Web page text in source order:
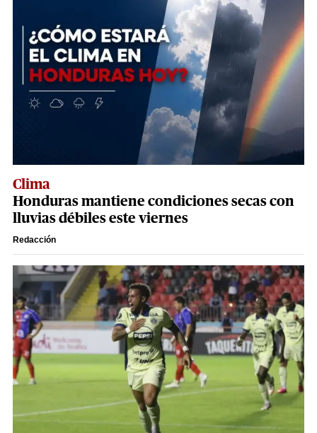
Clima
Honduras mantiene condiciones secas con
lluvias débiles este viernes
Redacción